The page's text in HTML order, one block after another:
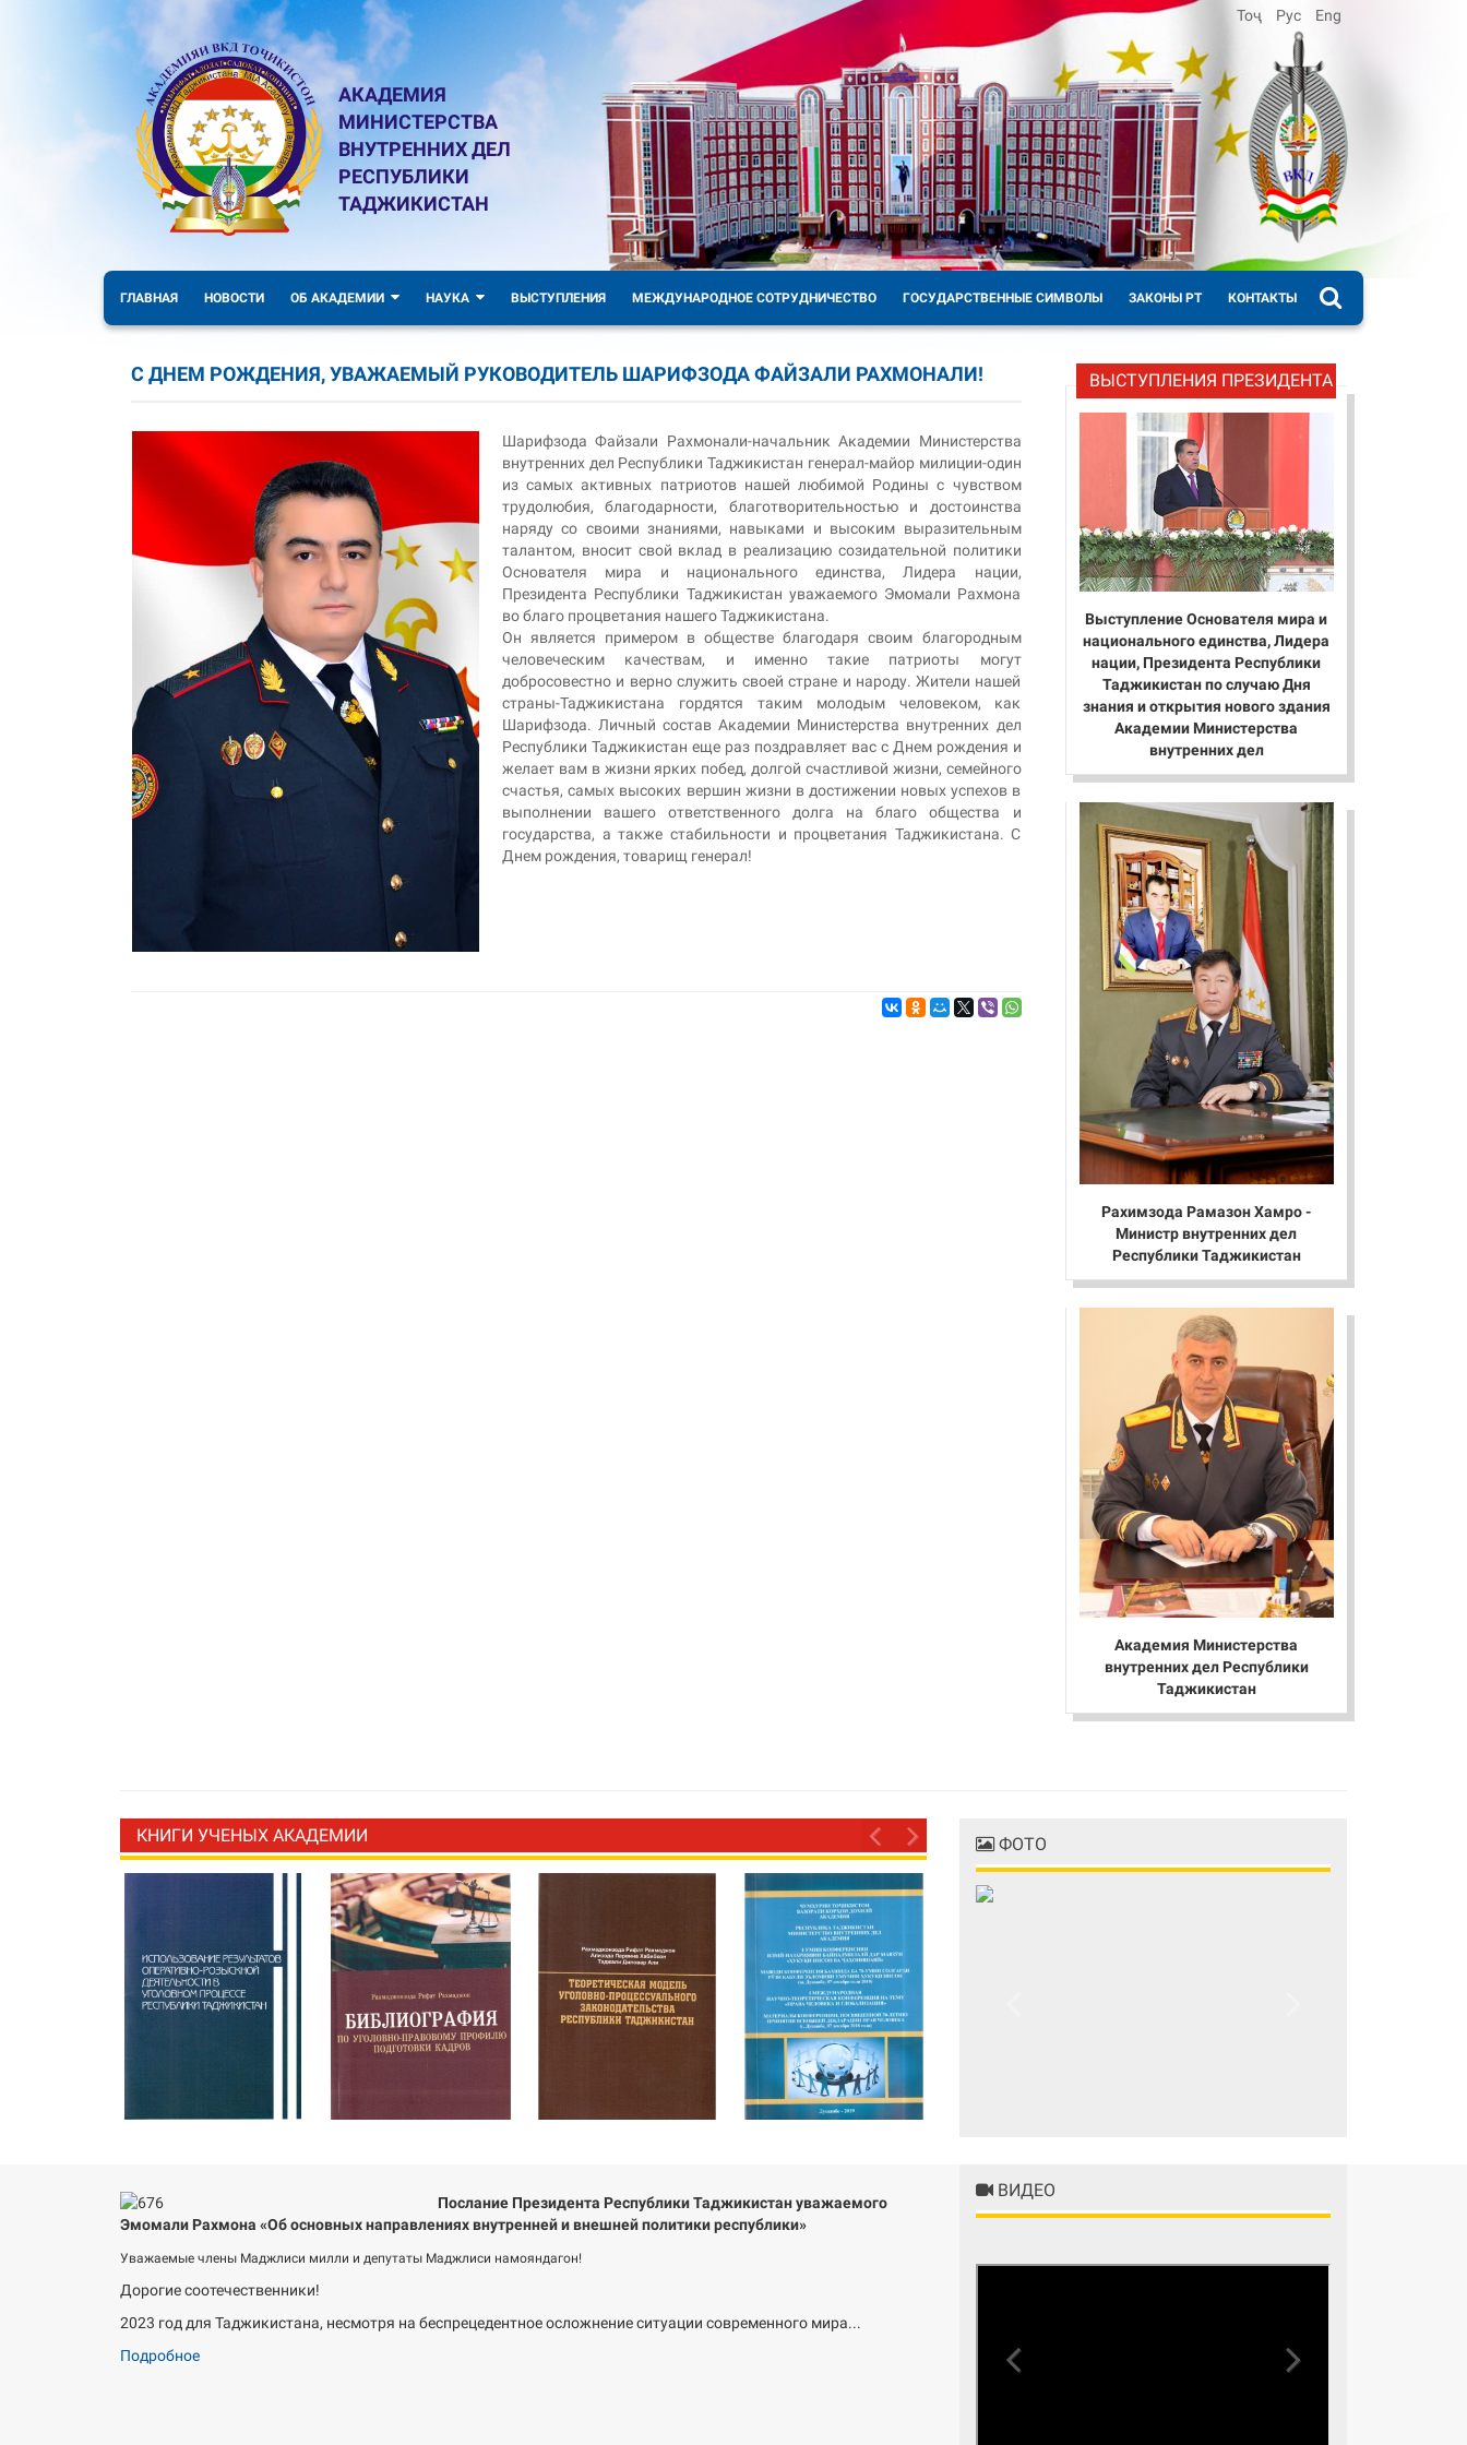
АКАДЕМИЯ
МИНИСТЕРСТВА
ВНУТРЕННИХ ДЕЛ
РЕСПУБЛИКИ
ТАДЖИКИСТАН
Тоҷ Рус Eng
ГЛАВНАЯ НОВОСТИ ОБ АКАДЕМИИ НАУКА ВЫСТУПЛЕНИЯ МЕЖДУНАРОДНОЕ СОТРУДНИЧЕСТВО ГОСУДАРСТВЕННЫЕ СИМВОЛЫ ЗАКОНЫ РТ КОНТАКТЫ
С ДНЕМ РОЖДЕНИЯ, УВАЖАЕМЫЙ РУКОВОДИТЕЛЬ ШАРИФЗОДА ФАЙЗАЛИ РАХМОНАЛИ!
Шарифзода Файзали Рахмонали-начальник Академии Министерства
внутренних дел Республики Таджикистан генерал-майор милиции-один
из самых активных патриотов нашей любимой Родины с чувством
трудолюбия, благодарности, благотворительностью и достоинства
наряду со своими знаниями, навыками и высоким выразительным
талантом, вносит свой вклад в реализацию созидательной политики
Основателя мира и национального единства, Лидера нации,
Президента Республики Таджикистан уважаемого Эмомали Рахмона
во благо процветания нашего Таджикистана.
Он является примером в обществе благодаря своим благородным
человеческим качествам, и именно такие патриоты могут
добросовестно и верно служить своей стране и народу. Жители нашей
страны-Таджикистана гордятся таким молодым человеком, как
Шарифзода. Личный состав Академии Министерства внутренних дел
Республики Таджикистан еще раз поздравляет вас с Днем рождения и
желает вам в жизни ярких побед, долгой счастливой жизни, семейного
счастья, самых высоких вершин жизни в достижении новых успехов в
выполнении вашего ответственного долга на благо общества и
государства, а также стабильности и процветания Таджикистана. С
Днем рождения, товарищ генерал!
ВЫСТУПЛЕНИЯ ПРЕЗИДЕНТА
Выступление Основателя мира и
национального единства, Лидера
нации, Президента Республики
Таджикистан по случаю Дня
знания и открытия нового здания
Академии Министерства
внутренних дел
Рахимзода Рамазон Хамро -
Министр внутренних дел
Республики Таджикистан
Академия Министерства
внутренних дел Республики
Таджикистан
КНИГИ УЧЕНЫХ АКАДЕМИИ ФОТО
Послание Президента Республики Таджикистан уважаемого
Эмомали Рахмона «Об основных направлениях внутренней и внешней политики республики»
Уважаемые члены Маджлиси милли и депутаты Маджлиси намояндагон!
Дорогие соотечественники!
2023 год для Таджикистана, несмотря на беспрецедентное осложнение ситуации современного мира...
Подробное
ВИДЕО